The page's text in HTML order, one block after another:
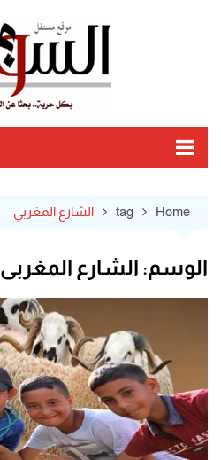
Home
tag الشارع المغربي
الوسم: الشارع المغربي